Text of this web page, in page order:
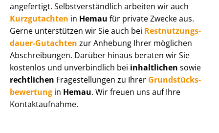
angefertigt. Selbst­ver­ständ­lich arbeiten wir auch
Kurzgutachten in Hemau für private Zwecke aus.
Gerne unterstützen wir Sie auch bei Rest­nut­zungs­
dau­er-Gutachten zur Anhebung Ihrer möglichen
Abschreibungen. Darüber hinaus beraten wir Sie
kostenlos und unverbindlich bei inhaltlichen sowie
rechtlichen Fragestellungen zu Ihrer Grund­stücks­
be­wer­tung in Hemau. Wir freuen uns auf Ihre
Kontaktaufnahme.